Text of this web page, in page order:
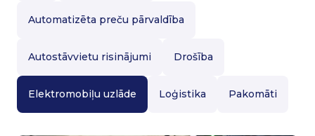
Automatizēta preču pārvaldība
Autostāvvietu risinājumi Drošība
Elektromobiļu uzlāde Loģistika Pakomāti